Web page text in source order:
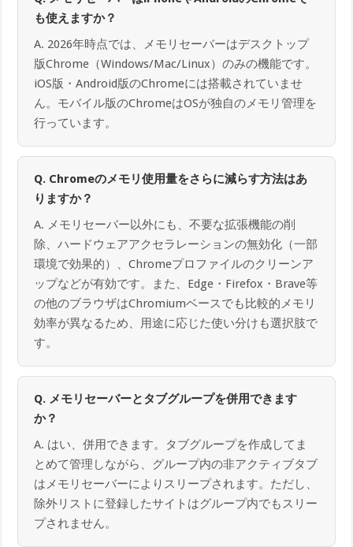
も使えますか？
A. 2026年時点では、メモリセーバーはデスクトップ
版Chrome（Windows/Mac/Linux）のみの機能です。
iOS版・Android版のChromeには搭載されていませ
ん。モバイル版のChromeはOSが独自のメモリ管理を
行っています。
Q. Chromeのメモリ使用量をさらに減らす方法はあ
りますか？
A. メモリセーバー以外にも、不要な拡張機能の削
除、ハードウェアアクセラレーションの無効化（一部
環境で効果的）、Chromeプロファイルのクリーンア
ップなどが有効です。また、Edge・Firefox・Brave等
の他のブラウザはChromiumベースでも比較的メモリ
効率が異なるため、用途に応じた使い分けも選択肢で
す。
Q. メモリセーバーとタブグループを併用できます
か？
A. はい、併用できます。タブグループを作成してま
とめて管理しながら、グループ内の非アクティブタブ
はメモリセーバーによりスリープされます。ただし、
除外リストに登録したサイトはグループ内でもスリー
プされません。